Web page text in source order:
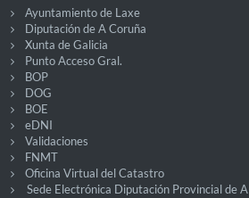
Ayuntamiento de Laxe
Diputación de A Coruña
Xunta de Galicia
Punto Acceso Gral.
BOP
DOG
BOE
eDNI
Validaciones
FNMT
Oficina Virtual del Catastro
Sede Electrónica Diputación Provincial de